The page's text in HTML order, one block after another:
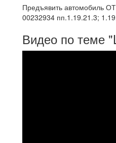
Предъявить автомобиль
00232934 пп.1.19.21.3;
Видео по теме